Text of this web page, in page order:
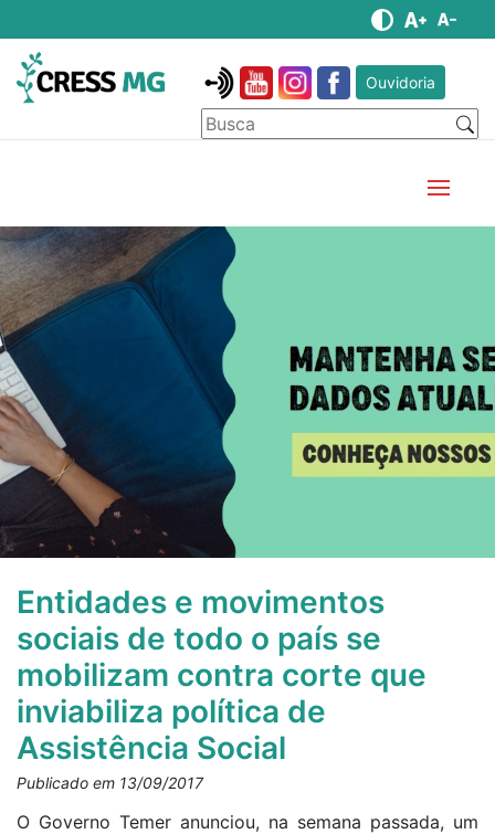
Ouvidoria
Entidades e movimentos
sociais de todo o país se
mobilizam contra corte que
inviabiliza política de
Assistência Social
Publicado em 13/09/2017
O Governo Temer anunciou, na semana passada, um